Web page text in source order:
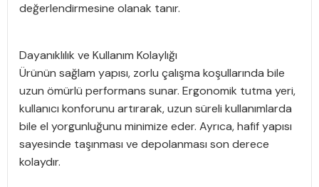
değerlendirmesine olanak tanır.
Dayanıklılık ve Kullanım Kolaylığı
Ürünün sağlam yapısı, zorlu çalışma koşullarında bile
uzun ömürlü performans sunar. Ergonomik tutma yeri,
kullanıcı konforunu artırarak, uzun süreli kullanımlarda
bile el yorgunluğunu minimize eder. Ayrıca, hafif yapısı
sayesinde taşınması ve depolanması son derece
kolaydır.